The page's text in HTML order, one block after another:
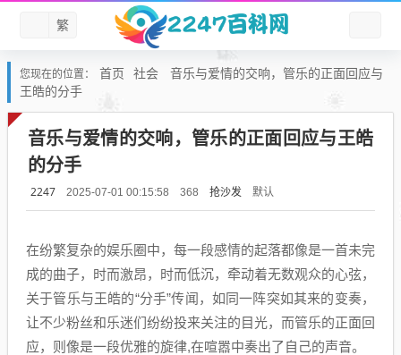
繁
您现在的位置： 首页 社会
音乐与爱情的交响，管乐的正面回应与
王皓的分手
音乐与爱情的交响，管乐的正面回应与王皓
的分手
2247 2025-07-01 00:15:58 368 抢沙发 默认
在纷繁复杂的娱乐圈中，每一段感情的起落都像是一首未完
成的曲子，时而激昂，时而低沉，牵动着无数观众的心弦，
关于管乐与王皓的“分手”传闻，如同一阵突如其来的变奏，
让不少粉丝和乐迷们纷纷投来关注的目光，而管乐的正面回
应，则像是一段优雅的旋律,在喧嚣中奏出了自己的声音。